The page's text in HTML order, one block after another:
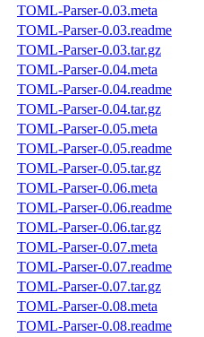
TOML-Parser-0.03.meta
TOML-Parser-0.03.readme
TOML-Parser-0.03.tar.gz
TOML-Parser-0.04.meta
TOML-Parser-0.04.readme
TOML-Parser-0.04.tar.gz
TOML-Parser-0.05.meta
TOML-Parser-0.05.readme
TOML-Parser-0.05.tar.gz
TOML-Parser-0.06.meta
TOML-Parser-0.06.readme
TOML-Parser-0.06.tar.gz
TOML-Parser-0.07.meta
TOML-Parser-0.07.readme
TOML-Parser-0.07.tar.gz
TOML-Parser-0.08.meta
TOML-Parser-0.08.readme